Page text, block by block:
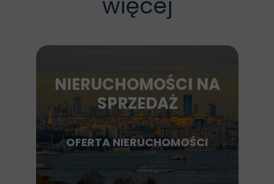
NIERUCHOMOŚCI NA
SPRZEDAŻ
OFERTA NIERUCHOMOŚCI